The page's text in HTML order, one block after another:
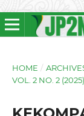
HOME /
VOL. 2 NO. 2